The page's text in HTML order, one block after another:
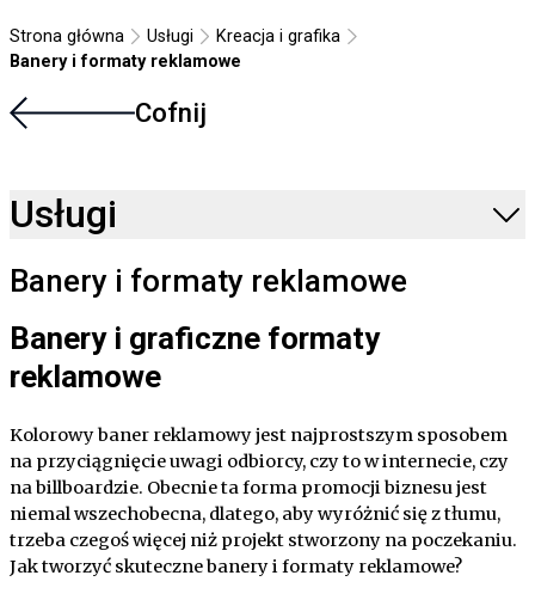
Strona główna Usługi
Kreacja i grafika
Banery i formaty reklamowe
Cofnij
Usługi
Banery i formaty reklamowe
Banery i graficzne formaty
reklamowe
Kolorowy baner reklamowy jest najprostszym sposobem
na przyciągnięcie uwagi odbiorcy, czy to w internecie, czy
na billboardzie. Obecnie ta forma promocji biznesu jest
niemal wszechobecna, dlatego, aby wyróżnić się z tłumu,
trzeba czegoś więcej niż projekt stworzony na poczekaniu.
Jak tworzyć skuteczne banery i formaty reklamowe?